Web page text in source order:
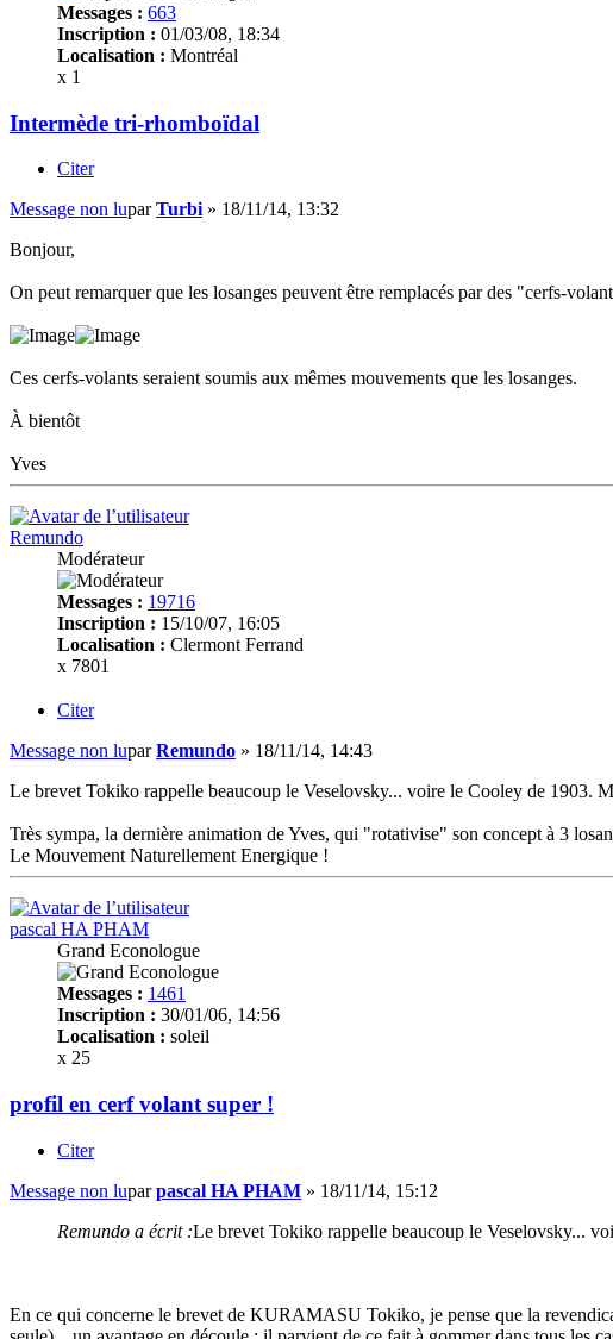
Messages : 663
Inscription : 01/03/08, 18:34
Localisation : Montréal
x 1
Intermède tri-rhomboïdal
Citer
Message non luparTurbi» 18/11/14, 13:32
Bonjour,
On peut remarquer que les losanges peuvent être remplacés par des "cerfs-
Ces cerfs-volants seraient soumis aux mêmes mouvements que les losanges.
À bientôt
Yves
Remundo
Modérateur
Messages : 19716
Inscription : 15/10/07, 16:05
Localisation : Clermont Ferrand
x 7801
Citer
Message non luparRemundo » 18/11/14, 14:43
Le brevet Tokiko rappelle beaucoup le Veselovsky... voire le Cooley de 1903.
Très sympa, la dernière animation de Yves, qui "rotativise" son concept à 3
Le Mouvement Naturellement Energique !
pascal HA PHAM
Grand Econologue
Messages : 1461
Inscription : 30/01/06, 14:56
Localisation : soleil
x 25
profil en cerf volant super !
Citer
Message non luparpascal HA PHAM » 18/11/14, 15:12
Remundo a écrit :Le brevet Tokiko rappelle beaucoup le Veselovsky...
En ce qui concerne le brevet de KURAMASU Tokiko, je pense que la